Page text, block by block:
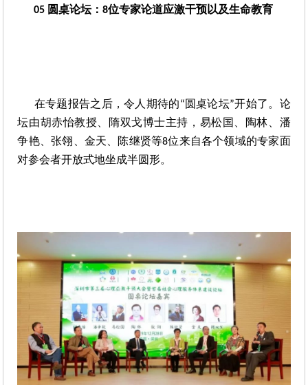
05 圆桌论坛：8位专家论道应激干预以及生命教育
在专题报告之后，令人期待的“圆桌论坛”开始了。论
坛由胡赤怡教授、隋双戈博士主持，易松国、陶林、潘
争艳、张翎、金天、陈继贤等8位来自各个领域的专家面
对参会者开放式地坐成半圆形。